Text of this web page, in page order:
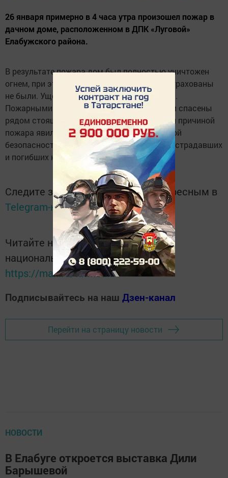
26 января примерно в 4 часа утра произошел пожар в
дачном доме, расположенном в ДПК «Луговой»
Елабужского района.
В результате пожара дом был полностью уничтожен
огнем, при этом строение и имущество застрахованы
не были. Ущерб от пожара устанавливается.
Пожарными подразделениями от огня были спасены
рядом стоящие строения. Предварительной причиной
пожара явилось нарушение правил пожарной
безопасности при эксплуатации камина. Пострадавших
и погибших на месте пожара нет.
Следите за самым важным и интересным в
Telegram-каналеТатмедиа
Читайте новости Татарстана в
национальном мессенджере MАХ:
https://max.ru/tatmedia
Подписывайтесь на наш Дзен-канал
Перейти на страницу новости
НОВОСТИ
В Елабуге откроется выставка Дили
Барышевой